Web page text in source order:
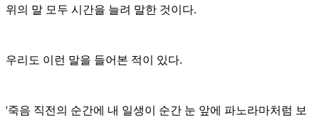
위의 말 모두 시간을 늘려 말한 것이다.
우리도 이런 말을 들어본 적이 있다.
'죽음 직전의 순간에 내 일생이 순간 눈 앞에 파노라마처럼 보